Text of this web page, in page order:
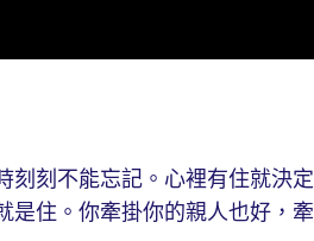
刻不能忘記。心裡有住就決
是住。你牽掛你的親人也好，